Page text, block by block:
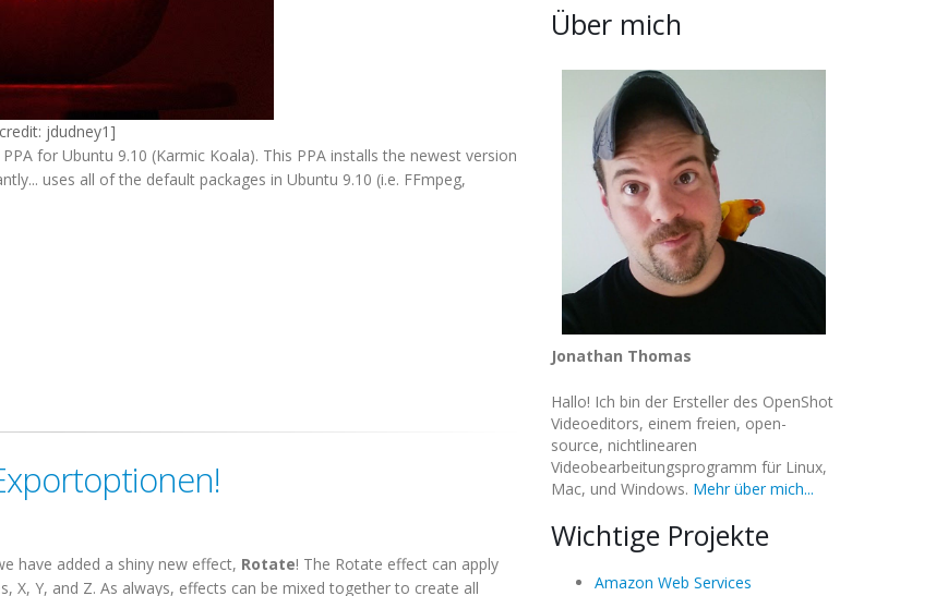
jdudney1]
for Ubuntu 9.10 (Karmic Koala). This PPA installs the newest version
uses all of the default packages in Ubuntu 9.10 (i.e. FFmpeg,
have added a shiny new effect, Rotate! The Rotate effect can apply
Y, and Z. As always, effects can be mixed together to create all
Über mich
Jonathan Thomas
Hallo! Ich bin der Ersteller des OpenShot
Videoeditors, einem freien, open-
source, nichtlinearen
Videobearbeitungsprogramm für Linux,
Mac, und Windows. Mehr über mich...
Wichtige Projekte
Amazon Web Services